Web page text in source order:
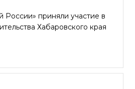
России» приняли участие в
Хабаровского края